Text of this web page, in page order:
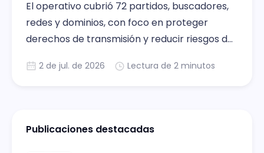
El operativo cubrió 72 partidos, buscadores,
redes y dominios, con foco en proteger
derechos de transmisión y reducir riesgos de
2 de jul. de 2026 Lectura de 2 minutos
Publicaciones destacadas